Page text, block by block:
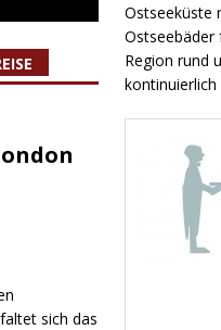
Ostseeküste
Ostseebäder
Region rund
sich das